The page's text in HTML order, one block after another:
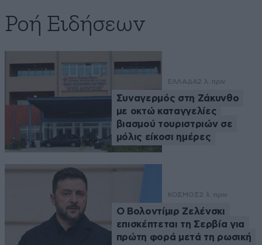
Ροή Ειδήσεων
ΕΛΛΑΔΑ2 λ. πριν
Συναγερμός στη Ζάκυνθο
με οκτώ καταγγελίες
βιασμού τουριστριών σε
μόλις είκοσι ημέρες
ΚΟΣΜΟΣ2 λ. πριν
Ο Βολοντίμιρ Ζελένσκι
επισκέπτεται τη Σερβία για
πρώτη φορά μετά τη ρωσική